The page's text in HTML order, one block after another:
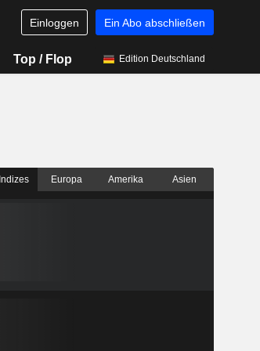
Einloggen Ein Abo abschließen
Top / Flop Edition Deutschland
Indizes Europa Amerika Asien